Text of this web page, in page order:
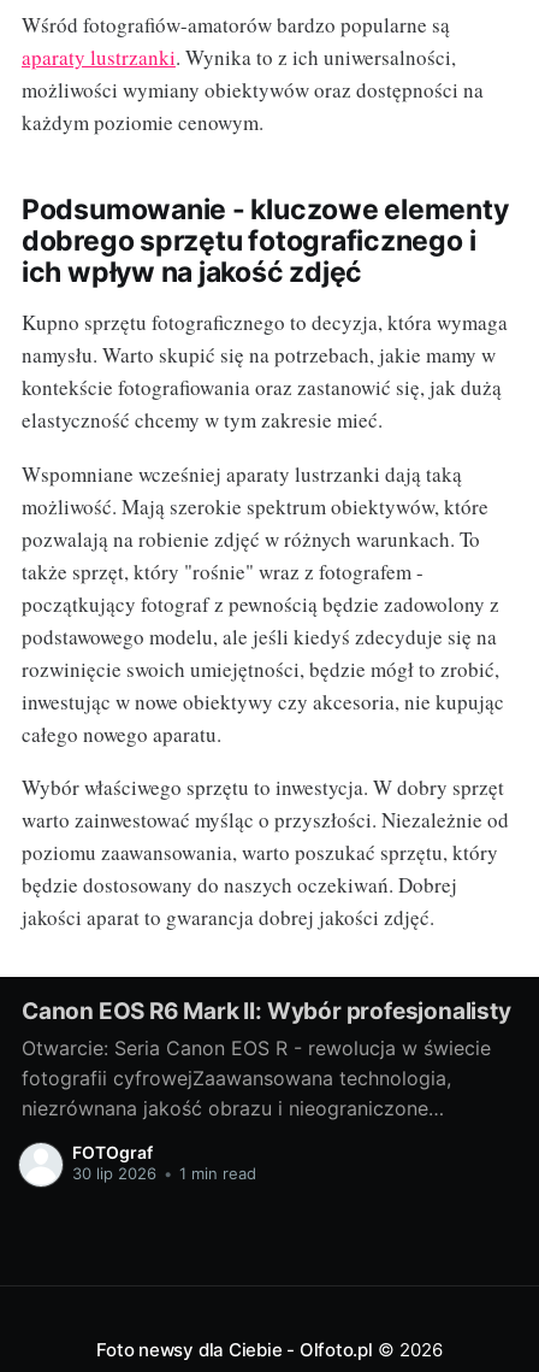
Wśród fotografiów-amatorów bardzo popularne są
aparaty lustrzanki. Wynika to z ich uniwersalności,
możliwości wymiany obiektywów oraz dostępności na
każdym poziomie cenowym.
Podsumowanie - kluczowe elementy
dobrego sprzętu fotograficznego i
ich wpływ na jakość zdjęć
Kupno sprzętu fotograficznego to decyzja, która wymaga
namysłu. Warto skupić się na potrzebach, jakie mamy w
kontekście fotografiowania oraz zastanowić się, jak dużą
elastyczność chcemy w tym zakresie mieć.
Wspomniane wcześniej aparaty lustrzanki dają taką
możliwość. Mają szerokie spektrum obiektywów, które
pozwalają na robienie zdjęć w różnych warunkach. To
także sprzęt, który "rośnie" wraz z fotografem -
początkujący fotograf z pewnością będzie zadowolony z
podstawowego modelu, ale jeśli kiedyś zdecyduje się na
rozwinięcie swoich umiejętności, będzie mógł to zrobić,
inwestując w nowe obiektywy czy akcesoria, nie kupując
całego nowego aparatu.
Wybór właściwego sprzętu to inwestycja. W dobry sprzęt
warto zainwestować myśląc o przyszłości. Niezależnie od
poziomu zaawansowania, warto poszukać sprzętu, który
będzie dostosowany do naszych oczekiwań. Dobrej
jakości aparat to gwarancja dobrej jakości zdjęć.
Canon EOS R6 Mark II: Wybór profesjonalisty
Otwarcie: Seria Canon EOS R - rewolucja w świecie
fotografii cyfrowejZaawansowana technologia,
niezrównana jakość obrazu i nieograniczone
możliwości twórcze - to wszystko oferuje nam
wspaniała seria Canon EOS R. Niewątpliwie jest to
FOTOgraf
30 lip 2026 • 1 min read
Foto newsy dla Ciebie - Olfoto.pl © 2026